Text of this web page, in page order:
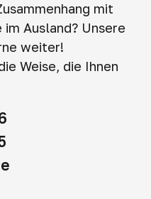
mit
Ausland? Unsere
weiter!
Weise, die Ihnen